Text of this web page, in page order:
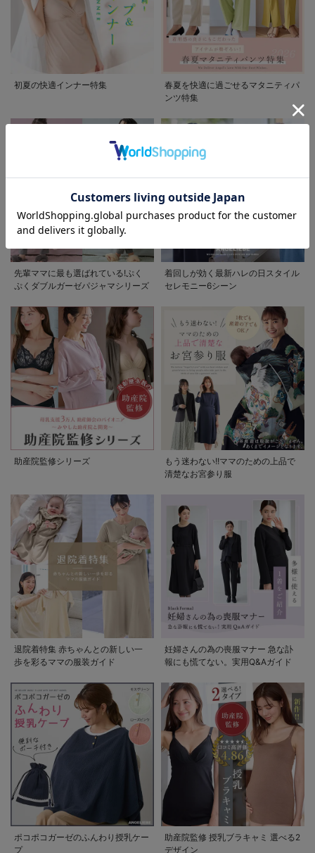
初夏の快適インナー特集
春夏を快適に過ごせるマタニティパ
ンツ特集
先輩ママに最も選ばれている!ぷく
ぷくダブルガーゼパジャマシリーズ
着回しが効く最新ハレの日スタイル
セレモニー6シーン
助産院監修シリーズ
もう迷わない!!ママのための上品で
清楚なお宮参り服
退院着特集 赤ちゃんとの新しい一
歩を彩るママの服装ガイド
妊婦さんの為の喪服マナー 急な訃
報にも慌てない。実用Q&Aガイド
ポコポコガーゼのふんわり授乳ケー
プ
助産院監修 授乳ブラキャミ 選べる2
デザイン
お気に入り商品を確認する